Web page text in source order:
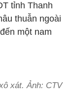
tỉnh Thanh
thuẫn ngoài
một nam
xát. Ảnh: CTV